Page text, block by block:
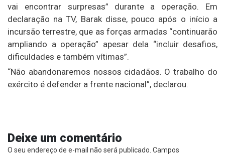
vai encontrar surpresas” durante a operação. Em
declaração na TV, Barak disse, pouco após o início a
incursão terrestre, que as forças armadas “continuarão
ampliando a operação” apesar dela “incluir desafios,
dificuldades e também vítimas”.
“Não abandonaremos nossos cidadãos. O trabalho do
exército é defender a frente nacional”, declarou.
Deixe um comentário
O seu endereço de e-mail não será publicado. Campos